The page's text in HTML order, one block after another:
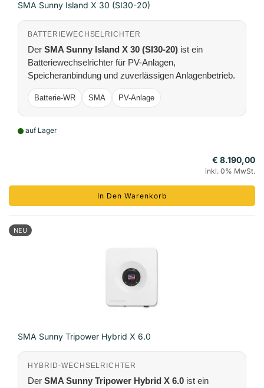
SMA Sunny Island X 30 (SI30-20)
BATTERIEWECHSELRICHTER
Der SMA Sunny Island X 30 (SI30-20) ist ein
Batteriewechselrichter für PV-Anlagen,
Speicheranbindung und zuverlässigen Anlagenbetrieb.
Batterie-WR SMA PV-Anlage
auf Lager
€ 8.190,00
inkl. 0% MwSt.
In Den Warenkorb
NEU
SMA Sunny Tripower Hybrid X 6.0
HYBRID-WECHSELRICHTER
Der SMA Sunny Tripower Hybrid X 6.0 ist ein